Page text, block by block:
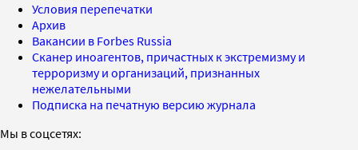
Условия перепечатки
Архив
Вакансии в Forbes Russia
Сканер иноагентов, причастных к экстремизму и
терроризму и организаций, признанных
нежелательными
Подписка на печатную версию журнала
Мы в соцсетях: